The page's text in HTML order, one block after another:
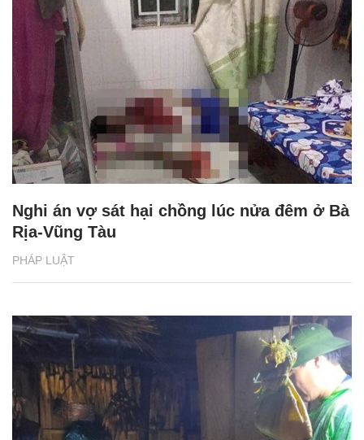
PHÁP LUẬT
Nghi án vợ sát hại chồng lúc nửa đêm ở Bà
Rịa-Vũng Tàu